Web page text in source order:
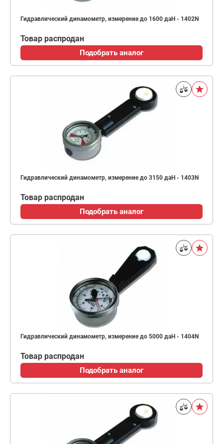
Гидравлический динамометр, измерение до 1600 даН - 1402N
Товар распродан
Подобрать аналог
Гидравлический динамометр, измерение до 3150 даН - 1403N
Товар распродан
Подобрать аналог
Гидравлический динамометр, измерение до 5000 даН - 1404N
Товар распродан
Подобрать аналог